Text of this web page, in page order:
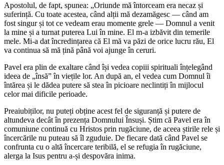
Apostolul, de fapt, spunea: „Oriunde mă întorceam era necaz și
suferință. Cu toate acestea, când alții mă dezamăgesc — când am
fost singur și tot ce vedeam erau momente grele — Domnul a venit
la mine și a turnat puterea Lui în mine. El m-a izbăvit din temerile
mele. Mi-a dat încredințarea că El mă va păzi de orice lucru rău, El
va continua să mă țină până voi ajunge în ceruri.
Pavel era plin de exaltare când își vedea copiii spirituali înțelegând
ideea de „însă” în viețile lor. An după an, el vedea cum Domnul îi
întărea și le dădea putere să stea în picioare neclintiți în mijlocul
celor mai dificile perioade.
Preaiubiților, nu puteți obține acest fel de siguranță și putere de
altundeva decât în prezența Domnului Însuși. Știm că Pavel era în
comuniune continuă cu Hristos prin rugăciune, de aceea știrile rele și
încercările nu puteau să îl zguduie. De fiecare dată când Pavel se
confrunta cu o altă încercare teribilă, el se refugia în rugăciune,
alerga la Isus pentru a-și despovăra inima.